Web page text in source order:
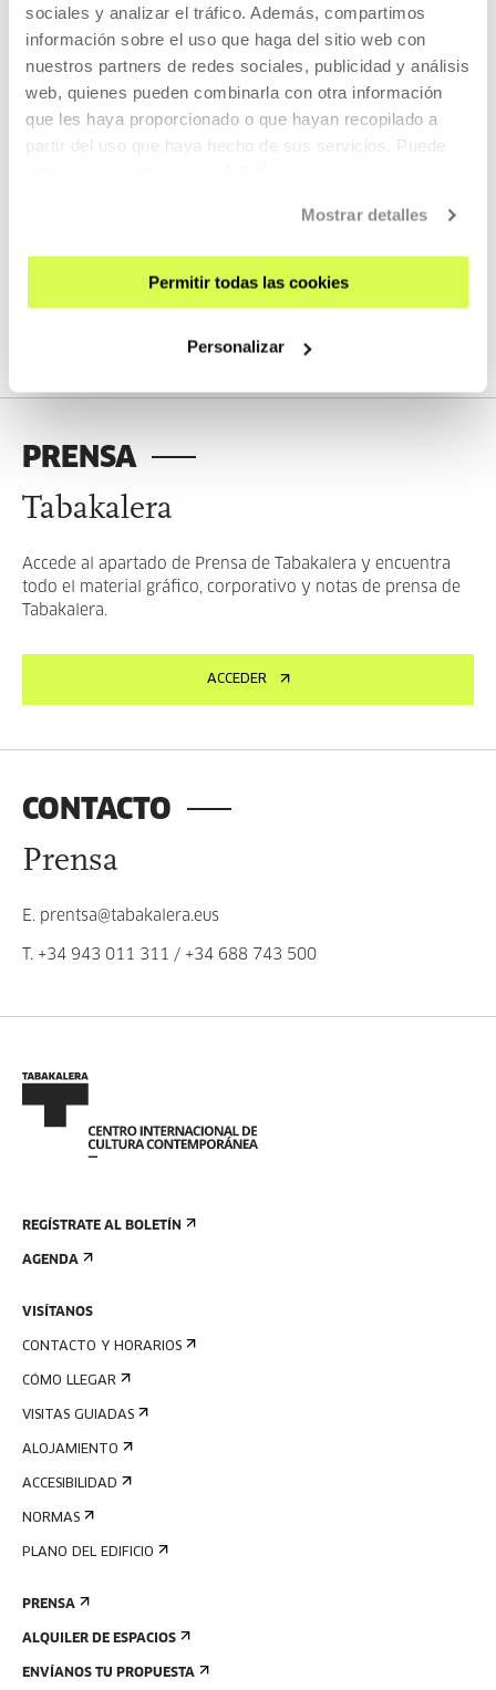
sociales y analizar el tráfico. Además, compartimos
información sobre el uso que haga del sitio web con
nuestros partners de redes sociales, publicidad y análisis
web, quienes pueden combinarla con otra información
que les haya proporcionado o que hayan recopilado a
partir del uso que haya hecho de sus servicios. Puede
Mostrar detalles
Permitir todas las cookies
Personalizar
DESCARGAS
MATERIAL DESCARGABLE
Ponemos a tu disposición
Tabakalera para su uso.
PRENSA
Tabakalera
Accede al apartado de Prensa de Tabakalera y encuentra
todo el material gráfico, corporativo y notas de prensa de
Tabakalera.
ACCEDER
CONTACTO
Prensa
E. prentsa@tabakalera.eus
T. +34 943 011 311 / +34 688 743 500
REGÍSTRATE AL BOLETÍN
AGENDA
VISÍTANOS
CONTACTO Y HORARIOS
CÓMO LLEGAR
VISITAS GUIADAS
ALOJAMIENTO
ACCESIBILIDAD
NORMAS
PLANO DEL EDIFICIO
PRENSA
ALQUILER DE ESPACIOS
ENVÍANOS TU PROPUESTA